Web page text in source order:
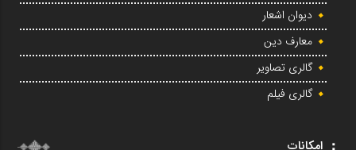
دیوان اشعار
معارف دین
گالری تصاویر
گالری فیلم